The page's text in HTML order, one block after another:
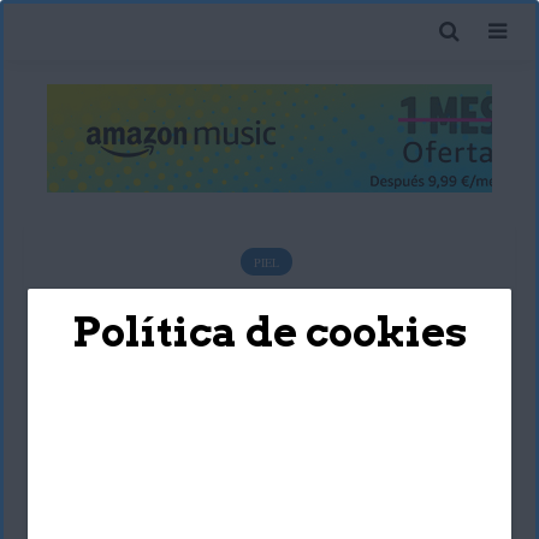
PIEL
¿Qué daños causa el sol
sobre la piel?
Política de cookies